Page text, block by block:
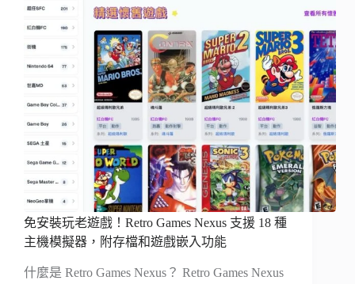
免安裝玩老遊戲！Retro Games Nexus 支援 18 種
主機模擬器，附存檔和遊戲嵌入功能
什麼是 Retro Games Nexus？ Retro Games Nexus